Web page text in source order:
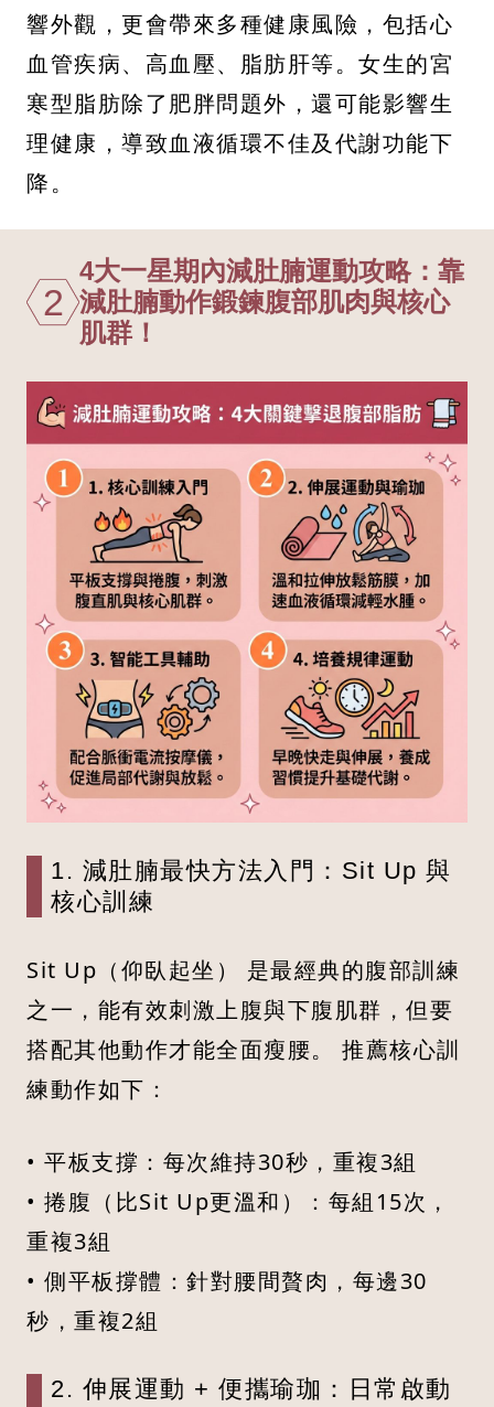
響外觀，更會帶來多種健康風險，包括心
血管疾病、高血壓、脂肪肝等。女生的宮
寒型脂肪除了肥胖問題外，還可能影響生
理健康，導致血液循環不佳及代謝功能下
降。
2
4大一星期內減肚腩運動攻略：靠
減肚腩動作鍛鍊腹部肌肉與核心
肌群！
1. 減肚腩最快方法入門：Sit Up 與
核心訓練
Sit Up（仰臥起坐） 是最經典的腹部訓練
之一，能有效刺激上腹與下腹肌群，但要
搭配其他動作才能全面瘦腰。 推薦核心訓
練動作如下：
• 平板支撐：每次維持30秒，重複3組
• 捲腹（比Sit Up更溫和）：每組15次，
重複3組
• 側平板撐體：針對腰間贅肉，每邊30
秒，重複2組
2. 伸展運動 + 便攜瑜珈：日常啟動